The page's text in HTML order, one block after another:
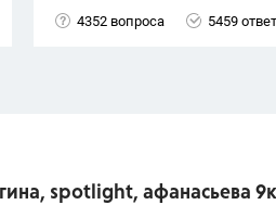
4352 вопроса 5459
spotlight, афанасьева